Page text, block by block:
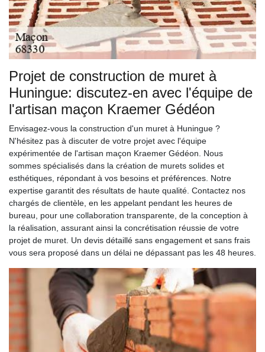
Projet de construction de muret à
Huningue: discutez-en avec l'équipe de
l'artisan maçon Kraemer Gédéon
Envisagez-vous la construction d'un muret à Huningue ?
N'hésitez pas à discuter de votre projet avec l'équipe
expérimentée de l'artisan maçon Kraemer Gédéon. Nous
sommes spécialisés dans la création de murets solides et
esthétiques, répondant à vos besoins et préférences. Notre
expertise garantit des résultats de haute qualité. Contactez nos
chargés de clientèle, en les appelant pendant les heures de
bureau, pour une collaboration transparente, de la conception à
la réalisation, assurant ainsi la concrétisation réussie de votre
projet de muret. Un devis détaillé sans engagement et sans frais
vous sera proposé dans un délai ne dépassant pas les 48 heures.